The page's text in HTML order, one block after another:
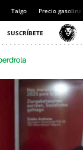
Talgo Precio gasolina